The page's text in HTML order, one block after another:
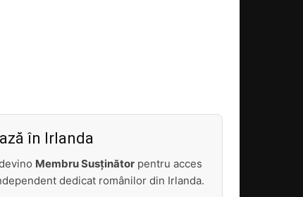
în Irlanda
Membru Susținător pentru acces
dedicat românilor din Irlanda.